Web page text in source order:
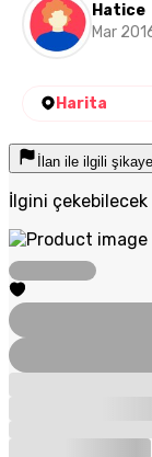
Hatice
Mar
Harita
İlan ile ilgili
İlgini